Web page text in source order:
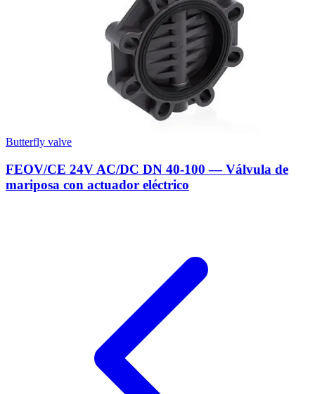
Butterfly valve
FEOV/CE 24V AC/DC DN 40-100 — Válvula de
mariposa con actuador eléctrico